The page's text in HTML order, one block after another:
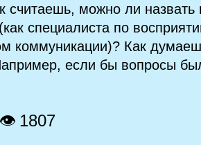
считаешь, можно ли
специалиста по
коммуникации)? Как
если бы вопросы
👁 1807